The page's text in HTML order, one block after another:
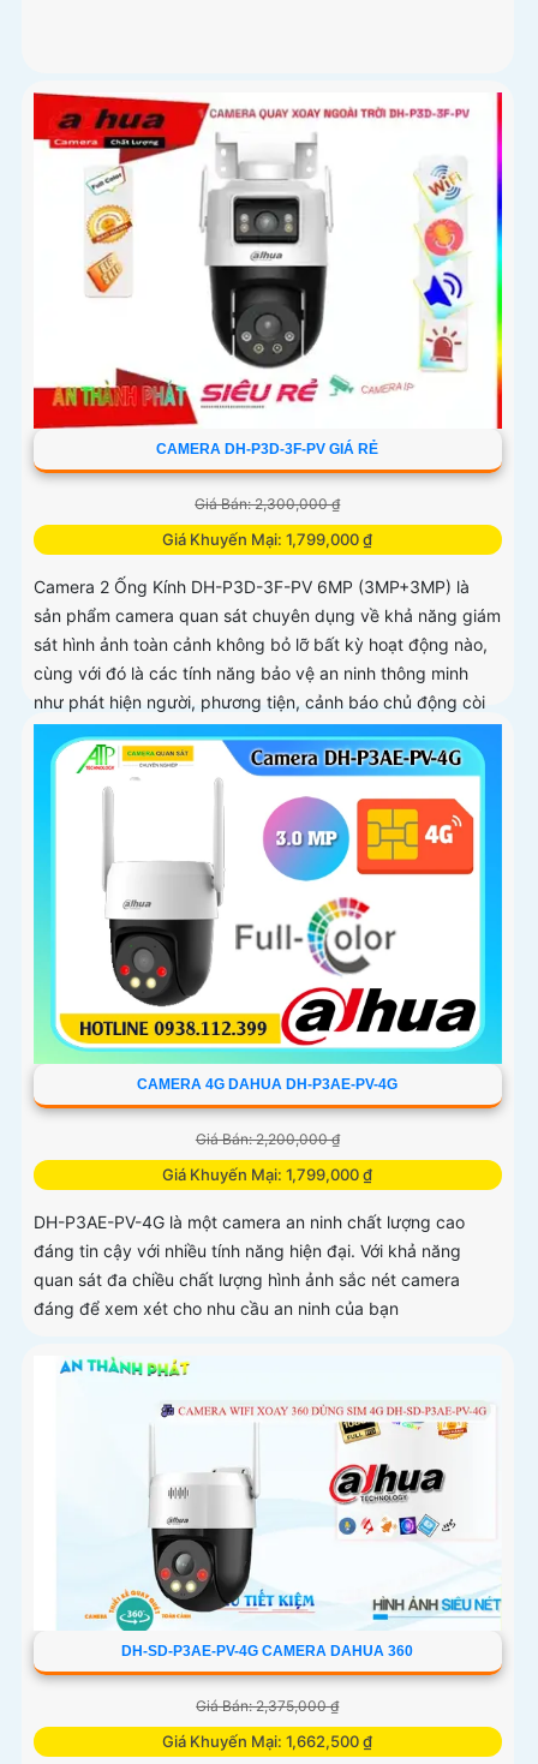
CAMERA DH-P3D-3F-PV GIÁ RẺ
Giá Bán: 2,300,000 ₫
Giá Khuyến Mại: 1,799,000 ₫
Camera 2 Ống Kính DH-P3D-3F-PV 6MP (3MP+3MP) là
sản phẩm camera quan sát chuyên dụng về khả năng giám
sát hình ảnh toàn cảnh không bỏ lỡ bất kỳ hoạt động nào,
cùng với đó là các tính năng bảo vệ an ninh thông minh
như phát hiện người, phương tiện, cảnh báo chủ động còi
hú và đàm thoại 2 chiều
CAMERA 4G DAHUA DH-P3AE-PV-4G
Giá Bán: 2,200,000 ₫
Giá Khuyến Mại: 1,799,000 ₫
DH-P3AE-PV-4G là một camera an ninh chất lượng cao
đáng tin cậy với nhiều tính năng hiện đại. Với khả năng
quan sát đa chiều chất lượng hình ảnh sắc nét camera
đáng để xem xét cho nhu cầu an ninh của bạn
DH-SD-P3AE-PV-4G CAMERA DAHUA 360
Giá Bán: 2,375,000 ₫
Giá Khuyến Mại: 1,662,500 ₫